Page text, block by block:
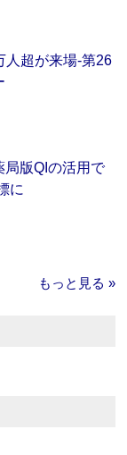
人超が来場‐第26
局版QIの活用で
に
もっと見る »